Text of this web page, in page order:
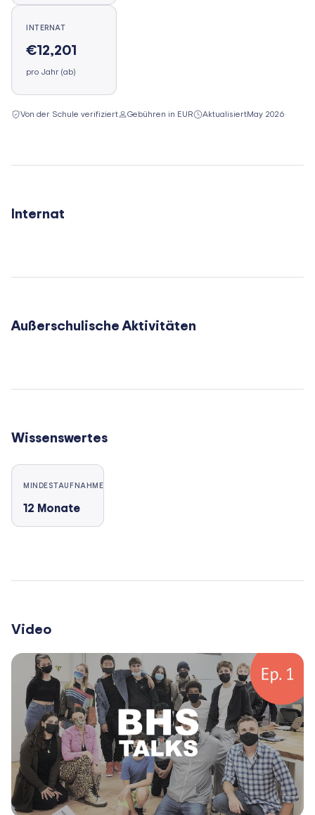
INTERNAT
€12,201
pro Jahr (ab)
Von der Schule verifiziert Gebühren in EUR AktualisiertMay 2026
Internat
Außerschulische Aktivitäten
Wissenswertes
MINDESTAUFNAHME
12 Monate
Video